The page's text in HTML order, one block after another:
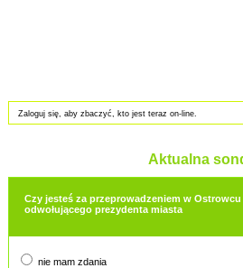
Zaloguj się, aby zbaczyć, kto jest teraz on-line.
Aktualna
Czy jesteś za przeprowadzeniem w
odwołującego prezydenta miasta
nie mam zdania